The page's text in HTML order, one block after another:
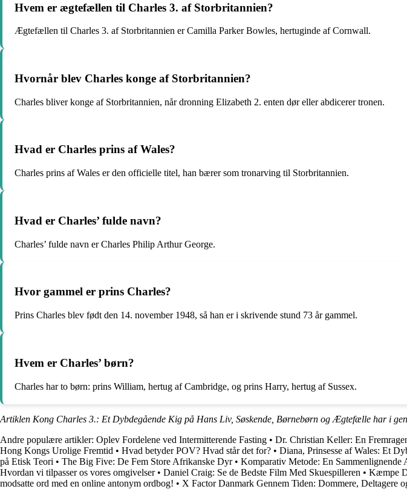
Hvem er ægtefællen til Charles 3. af Storbritannien?
Ægtefællen til Charles 3. af Storbritannien er Camilla Parker Bowles, hertuginde af Cornwall.
Hvornår blev Charles konge af Storbritannien?
Charles bliver konge af Storbritannien, når dronning Elizabeth 2. enten dør eller abdicerer tronen.
Hvad er Charles prins af Wales?
Charles prins af Wales er den officielle titel, han bærer som tronarving til Storbritannien.
Hvad er Charles’ fulde navn?
Charles’ fulde navn er Charles Philip Arthur George.
Hvor gammel er prins Charles?
Prins Charles blev født den 14. november 1948, så han er i skrivende stund 73 år gammel.
Hvem er Charles’ børn?
Charles har to børn: prins William, hertug af Cambridge, og prins Harry, hertug af Sussex.
Artiklen Kong Charles 3.: Et Dybdegående Kig på Hans Liv, Søskende, Børnebørn og Ægtefælle har i
Andre populære artikler: Oplev Fordelene ved Intermitterende Fasting • Dr. Christian Keller: En
Hong Kongs Urolige Fremtid • Hvad betyder POV? Hvad står det for? • Diana, Prinsesse af Wales: Et
på Etisk Teori • The Big Five: De Fem Store Afrikanske Dyr• Komparativ Metode: En Sammenlignende
Hvordan vi tilpasser os vores omgivelser• Daniel Craig: Se de Bedste Film Med Skuespilleren • Kæmpe
modsatte ord med en online antonym ordbog! • X Factor Danmark Gennem Tiden: Dommere, Deltagere